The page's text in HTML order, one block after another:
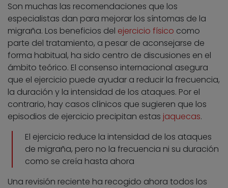
Son muchas las recomendaciones que los
especialistas dan para mejorar los síntomas de la
migraña. Los beneficios del ejercicio físico como
parte del tratamiento, a pesar de aconsejarse de
forma habitual, ha sido centro de discusiones en el
ámbito teórico. El consenso internacional asegura
que el ejercicio puede ayudar a reducir la frecuencia,
la duración y la intensidad de los ataques. Por el
contrario, hay casos clínicos que sugieren que los
episodios de ejercicio precipitan estas jaquecas.
El ejercicio reduce la intensidad de los ataques
de migraña, pero no la frecuencia ni su duración
como se creía hasta ahora
Una revisión reciente ha recogido ahora todos los